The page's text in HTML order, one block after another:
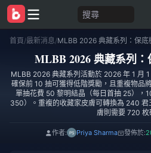
搜尋
首頁/最新消息/
MLBB 2026 典藏系列
MLBB 2026 典藏系列活動於 2026 年 1 月
確保前 10 抽可獲得低階獎勵，且重複物品
單抽花費 50 黎明結晶（每日首抽 25），
350）。重複的收藏家皮膚可轉換為 240
膚則需要 720 枚
作者: Priya Sharma 發佈於: